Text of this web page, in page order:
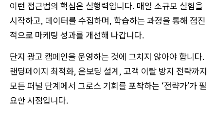
이런 접근법의 핵심은 실행력입니다. 매일 소규모 실험을
시작하고, 데이터를 수집하며, 학습하는 과정을 통해 점진
적으로 마케팅 성과를 개선해 나갑니다.
단지 광고 캠페인을 운영하는 것에 그치지 않아야 합니다.
랜딩페이지 최적화, 온보딩 설계, 고객 이탈 방지 전략까지
모든 퍼널 단계에서 그로스 기회를 포착하는 ‘전략가’가 필
요한 시점입니다.